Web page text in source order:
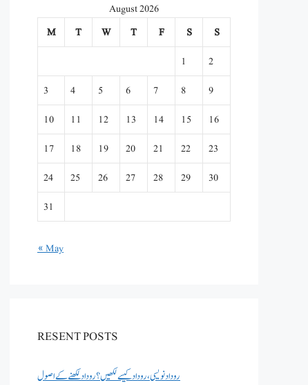
August 2026
M
T W T F S
S
1
2
3
4 5 6 7 8
9
10
11 12 13 14 15
16
17
18 19 20 21 22
23
24
25 26 27 28 29
30
31
« May
RESENT POSTS
روداد نویسی ،روداد کیسے لکھیں؟ روداد لکھنے کے اصول